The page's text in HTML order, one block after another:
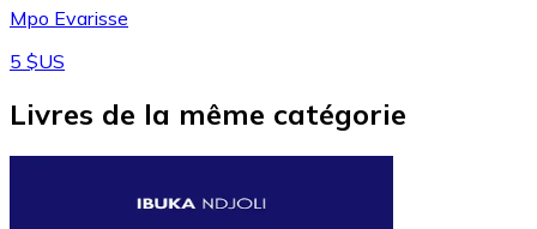
Mpo Evarisse
5 $US
Livres de la même catégorie